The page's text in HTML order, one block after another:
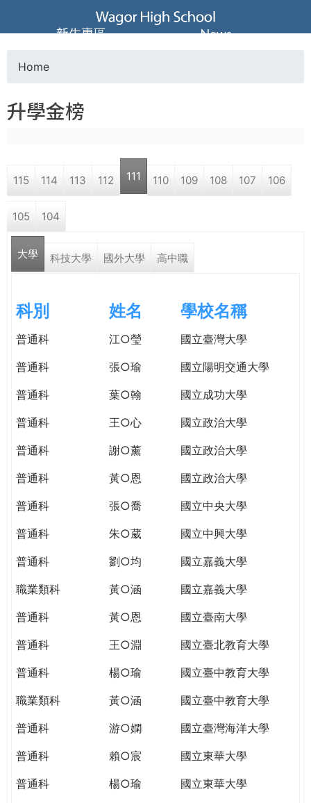
Jump to navigation
葳
格
高
學
格。
WAGOR
TODAY
THE
WORLD
PUTTING
YOU
ON
THE
GLOBAL
CITIZENSHIP
o
a
r
e
e
r
e
Home
升學金榜
115 114 113 112 111 110 109 108 107 106
105 104
大學 科技大學 國外大學 高中職
科別 姓名 學校名稱
普通科 江○瑩
國立臺灣大學
普通科
張○瑜
國立陽明交通大學
普通科
葉○翰
國立成功大學
普通科
王○心
國立政治大學
普通科
謝○薰
國立政治大學
普通科
黃○恩
國立政治大學
普通科
張○喬
國立中央大學
普通科
朱○葳
國立中興大學
普通科
劉○均
國立嘉義大學
職業類科
黃○涵
國立嘉義大學
普通科
黃○恩
國立臺南大學
普通科
王○淵
國立臺北教育大學
普通科
楊○瑜
國立臺中教育大學
職業類科
黃○涵
國立臺中教育大學
普通科
游○嫻
國立臺灣海洋大學
普通科
賴○宸
國立東華大學
普通科
楊○瑜
國立東華大學
新生專區 News